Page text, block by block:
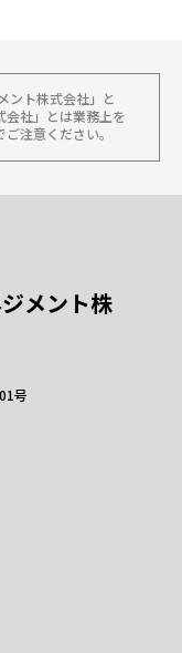
ント株式会社」と
会社」とは業務上を
注意ください。
メント株
号